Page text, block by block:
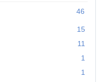
46
15
11
1
1